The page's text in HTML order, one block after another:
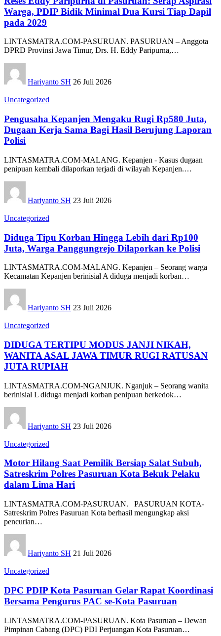
Warga, PDIP Bidik Minimal Dua Kursi Tiap Dapil
pada 2029
LINTASMATRA.COM-PASURUAN. PASURUAN – Anggota
DPRD Provinsi Jawa Timur, Drs. H. Eddy Paripurna,…
Hariyanto SH 26 Juli 2026
Uncategorized
Pengusaha Kepanjen Mengaku Rugi Rp580 Juta,
Dugaan Kerja Sama Bagi Hasil Berujung Laporan
Polisi
LINTASMATRA.COM-MALANG. Kepanjen - Kasus dugaan
penipuan kembali dilaporkan terjadi di wilayah Kepanjen.…
Hariyanto SH 23 Juli 2026
Uncategorized
Diduga Tipu Korban Hingga Lebih dari Rp100
Juta, Warga Panggungrejo Dilaporkan ke Polisi
LINTASMATRA.COM-MALANG. Kepanjen – Seorang warga
Kecamatan Kepanjen berinisial A diduga menjadi korban…
Hariyanto SH 23 Juli 2026
Uncategorized
DIDUGA TERTIPU MODUS JANJI NIKAH,
WANITA ASAL JAWA TIMUR RUGI RATUSAN
JUTA RUPIAH
LINTASMATRA.COM-NGANJUK. Nganjuk – Seorang wanita
berinisial L diduga menjadi korban penipuan berkedok…
Hariyanto SH 23 Juli 2026
Uncategorized
Motor Hilang Saat Pemilik Bersiap Salat Subuh,
Satreskrim Polres Pasuruan Kota Bekuk Pelaku
dalam Lima Hari
‎LINTASMATRA.COM-PASURUAN. ‎ ‎PASURUAN KOTA-
Satreskrim Polres Pasuruan Kota berhasil mengungkap aksi
pencurian…
Hariyanto SH 21 Juli 2026
Uncategorized
DPC PDIP Kota Pasuruan Gelar Rapat Koordinasi
Bersama Pengurus PAC se-Kota Pasuruan
LINTASMATRA.COM-PASURUAN. Kota Pasuruan – Dewan
Pimpinan Cabang (DPC) PDI Perjuangan Kota Pasuruan…